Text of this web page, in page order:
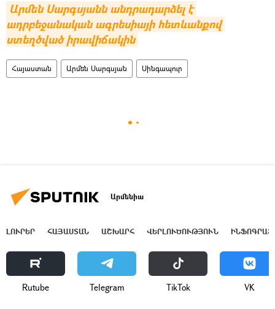
Արմեն Սարգսյանն անդրադարձել է
ադրբեջանական ագրեսիայի հետևանքով
ստեղծված իրավիճակին
Հայաստան Արմեն Սարգսյան Սինգապուր
Արմենիա
ԼՈՒՐԵՐ ՀԱՅԱՍՏԱՆ ԱՇԽԱՐՀ ՎԵՐԼՈՒԾՈՒԹՅՈՒՆ
Rutube Telegram ТikТоk VK